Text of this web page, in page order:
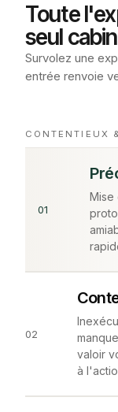
Toute
seul
Survolez une
entrée renvoie
CONTENTIEUX
01
Mise
02
valoir
à